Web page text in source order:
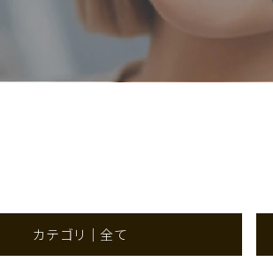
カテゴリ｜全て